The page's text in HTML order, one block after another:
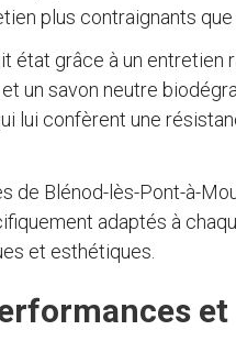
plus contraignants
état grâce à un entretien
un savon neutre
lui confèrent une
de Blénod-lès-Pont-à-
adaptés à
et esthétiques.